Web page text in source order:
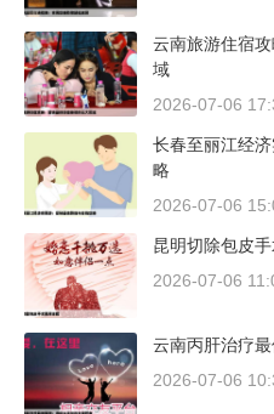
云南旅游住宿
域
2026-07-06
长春至丽江经
略
2026-07-06
昆明切除包皮
2026-07-06
云南丙肝治疗
2026-07-06